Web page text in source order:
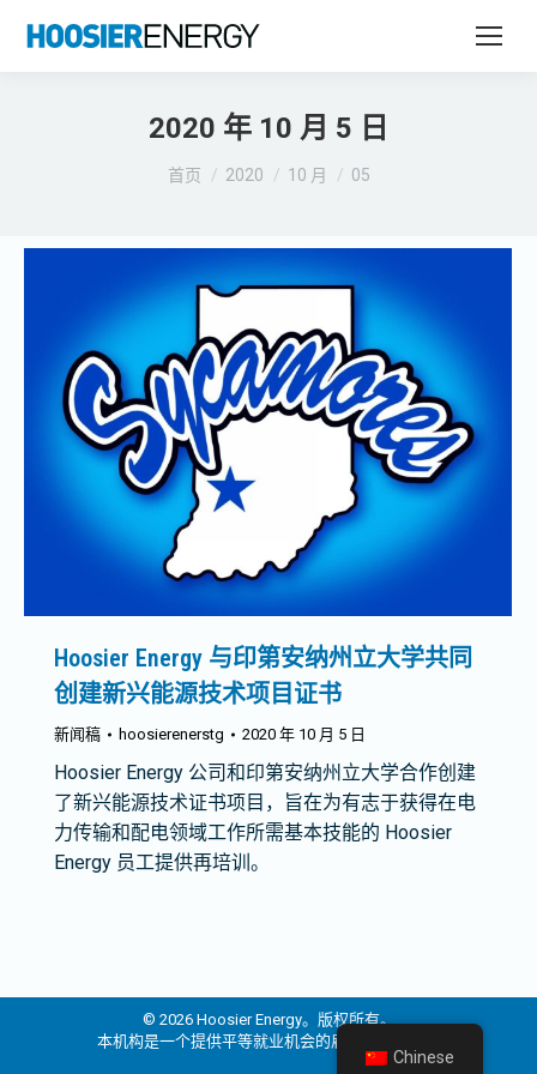
2020 年 10 月 5 日
您在这里：
首页 2020 10 月 05
Hoosier Energy 与印第安纳州立大学共同
创建新兴能源技术项目证书
新闻稿 hoosierenerstg 2020 年 10 月 5 日
Hoosier Energy 公司和印第安纳州立大学合作创建
了新兴能源技术证书项目，旨在为有志于获得在电
力传输和配电领域工作所需基本技能的 Hoosier
Energy 员工提供再培训。
© 2026 Hoosier Energy。版权所有。
本机构是一个提供平等就业机会的雇主和提供者。
Chinese